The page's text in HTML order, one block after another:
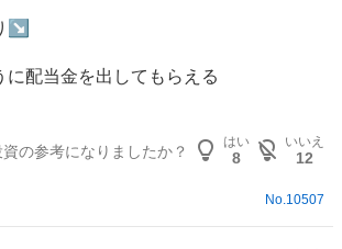
↘️
に配当金を出してもらえる
資の参考になりましたか？
はい
8
いいえ
12
No.10507